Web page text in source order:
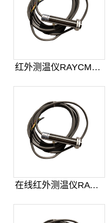
红外测温仪RAYCMLTJ3M
在线红外测温仪RAYCMLTJM